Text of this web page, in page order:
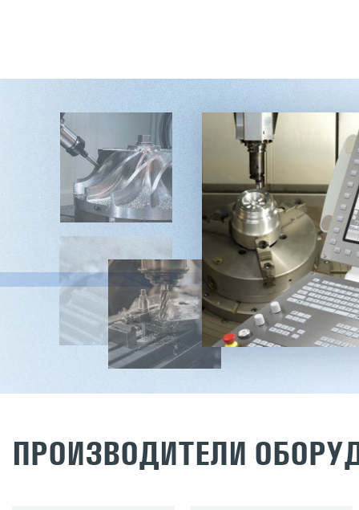
ПРОИЗВОДИТЕЛИ